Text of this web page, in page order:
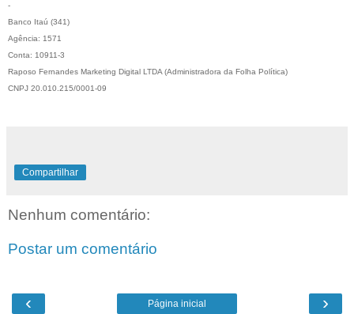
-
Banco Itaú (341)
Agência: 1571
Conta: 10911-3
Raposo Fernandes Marketing Digital LTDA (Administradora da Folha Política)
CNPJ 20.010.215/0001-09
Compartilhar
Nenhum comentário:
Postar um comentário
‹ ›
Página inicial